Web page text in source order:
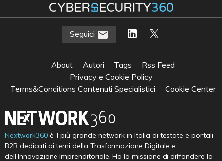
Seguici
About Autori Tags
Rss Feed
Privacy e Cookie Policy
Terms&Conditions Contenuti Specialistici
Cookie Center
Nextwork360 è il più grande network in Italia di testate e portali
B2B dedicati ai temi della Trasformazione Digitale e
dell’Innovazione Imprenditoriale. Ha la missione di diffondere la